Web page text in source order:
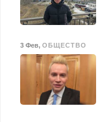
3 Фев, ОБЩЕСТВО